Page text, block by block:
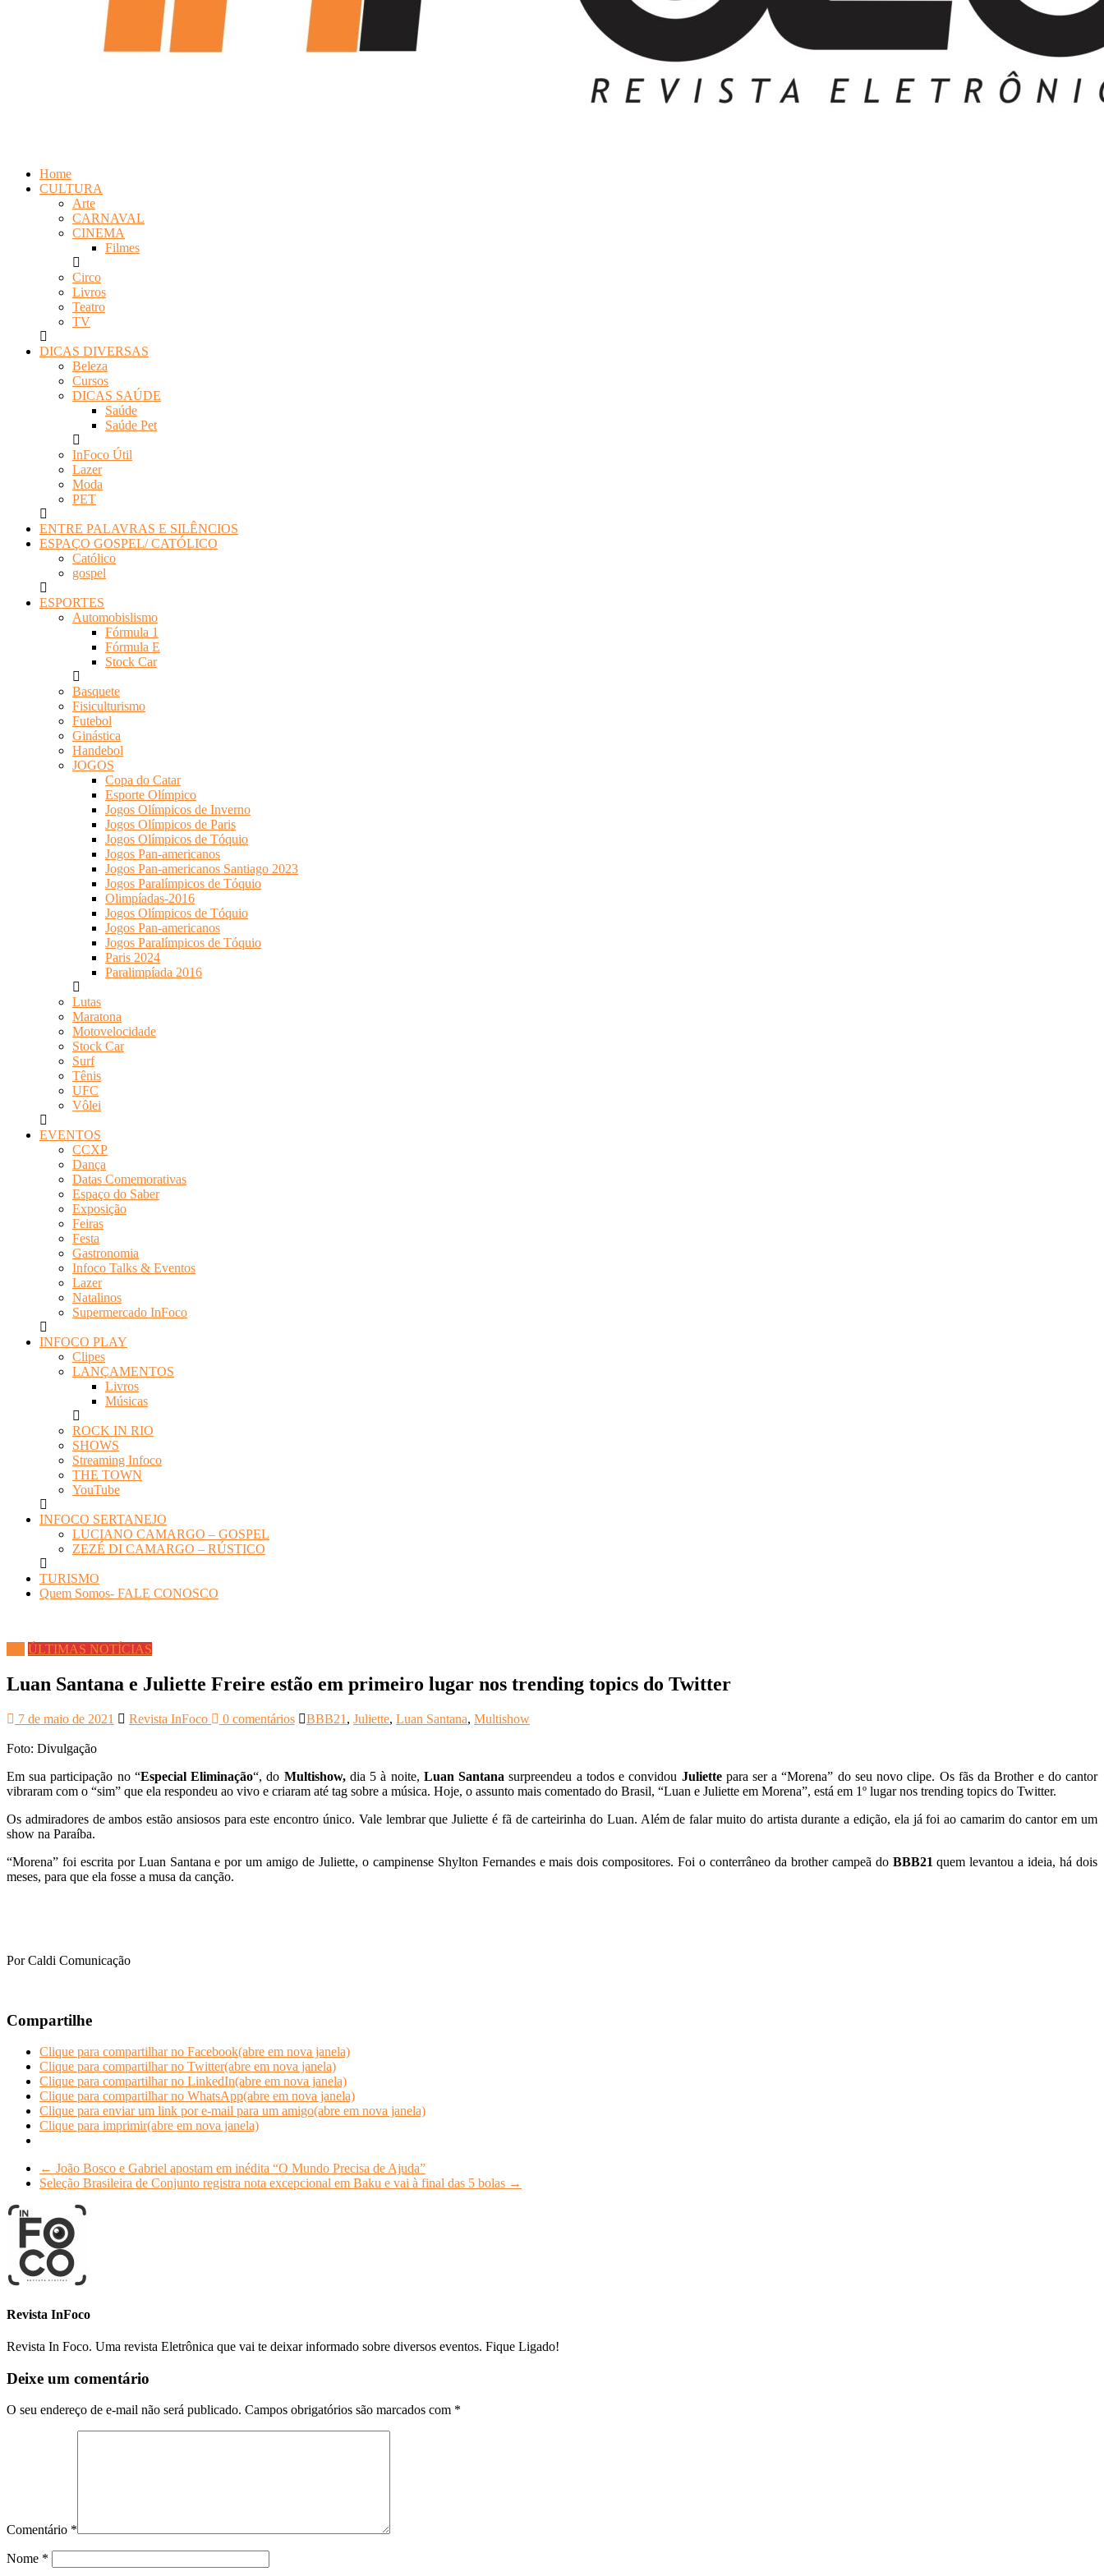
Home
CULTURA
Arte
CARNAVAL
CINEMA
Filmes
Circo
Livros
Teatro
TV
DICAS DIVERSAS
Beleza
Cursos
DICAS SAÚDE
Saúde
Saúde Pet
InFoco Útil
Lazer
Moda
PET
ENTRE PALAVRAS E SILÊNCIOS
ESPAÇO GOSPEL/ CATÓLICO
Católico
gospel
ESPORTES
Automobislismo
Fórmula 1
Fórmula E
Stock Car
Basquete
Fisiculturismo
Futebol
Ginástica
Handebol
JOGOS
Copa do Catar
Esporte Olímpico
Jogos Olímpicos de Inverno
Jogos Olímpicos de Paris
Jogos Olímpicos de Tóquio
Jogos Pan-americanos
Jogos Pan-americanos Santiago 2023
Jogos Paralímpicos de Tóquio
Olimpíadas-2016
Jogos Olímpicos de Tóquio
Jogos Pan-americanos
Jogos Paralímpicos de Tóquio
Paris 2024
Paralimpíada 2016
Lutas
Maratona
Motovelocidade
Stock Car
Surf
Tênis
UFC
Vôlei
EVENTOS
CCXP
Dança
Datas Comemorativas
Espaço do Saber
Exposição
Feiras
Festa
Gastronomia
Infoco Talks & Eventos
Lazer
Natalinos
Supermercado InFoco
INFOCO PLAY
Clipes
LANÇAMENTOS
Livros
Músicas
ROCK IN RIO
SHOWS
Streaming Infoco
THE TOWN
YouTube
INFOCO SERTANEJO
LUCIANO CAMARGO – GOSPEL
ZEZÉ DI CAMARGO – RÚSTICO
TURISMO
Quem Somos- FALE CONOSCO
ÚLTIMAS NOTÍCIAS
Luan Santana e Juliette Freire estão em primeiro lugar nos trending topics do Twitter
7 de maio de 2021 Revista InFoco 0 comentários BBB21 , Juliette, Luan Santana, Multishow
Foto: Divulgação
Em sua participação no “Especial Eliminação“, do Multishow,dia 5 à noite, Luan Santana surpreendeu a todos e convidou Juliettepara ser a “Morena” do seu novo clipe. Os fãs da Brother e do cantor
vibraram com o “sim” que ela respondeu ao vivo e criaram até tag sobre a música. Hoje, o assunto mais comentado do Brasil, “Luan e Juliette em Morena”, está em 1º lugar nos trending topics do Twitter.
Os admiradores de ambos estão ansiosos para este encontro único. Vale lembrar que Juliette é fã de carteirinha do Luan. Além de falar muito do artista durante a edição, ela já foi ao camarim do cantor em um
show na Paraíba.
“Morena” foi escrita por Luan Santana e por um amigo de Juliette, o campinense Shylton Fernandes e mais dois compositores. Foi o conterrâneo da brother campeã do BBB21 quem levantou a ideia, há dois
meses, para que ela fosse a musa da canção.
Por Caldi Comunicação
Compartilhe
Clique para compartilhar no Facebook(abre em nova janela)
Clique para compartilhar no Twitter(abre em nova janela)
Clique para compartilhar no LinkedIn(abre em nova janela)
Clique para compartilhar no WhatsApp(abre em nova janela)
Clique para enviar um link por e-mail para um amigo(abre em nova janela)
Clique para imprimir(abre em nova janela)
← João Bosco e Gabriel apostam em inédita “O Mundo Precisa de Ajuda”
Seleção Brasileira de Conjunto registra nota excepcional em Baku e vai à final das 5 bolas →
Revista InFoco
Revista In Foco. Uma revista Eletrônica que vai te deixar informado sobre diversos eventos. Fique Ligado!
Deixe um comentário
O seu endereço de e-mail não será publicado. Campos obrigatórios são marcados com *
Comentário *
Nome *